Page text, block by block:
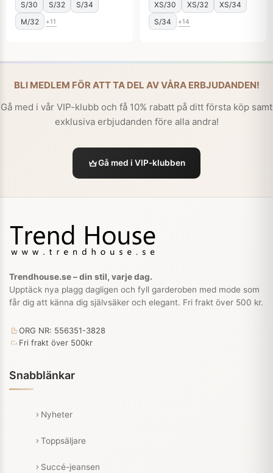
S/30 S/32
S/34
M/32
+11
XS/30 XS/32
XS/34
S/34
+14
BLI MEDLEM FÖR ATT TA DEL AV VÅRA ERBJUDANDEN!
Gå med i vår VIP-klubb och få 10% rabatt på ditt första köp samt
exklusiva erbjudanden före alla andra!
Gå med i VIP-klubben
Trendhouse.se – din stil, varje dag.
Upptäck nya plagg dagligen och fyll garderoben med mode som
får dig att känna dig självsäker och elegant. Fri frakt över 500 kr.
ORG NR: 556351-3828
Fri frakt över 500kr
Snabblänkar
Nyheter
Toppsäljare
Succé-jeansen